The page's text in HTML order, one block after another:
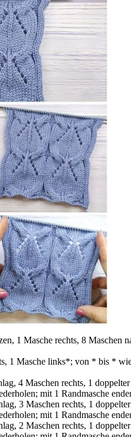
1 Masche rechts, 8 Maschen
1 Masche links*; von * bis *
4 Maschen rechts, 1
mit 1 Randmasche
3 Maschen rechts, 1
mit 1 Randmasche
2 Maschen rechts, 1